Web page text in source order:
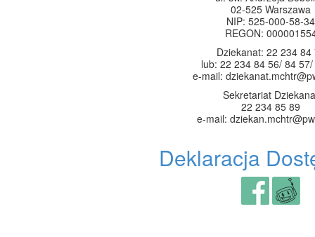
02-525 Warszawa
NIP: 525-000-58-34
REGON:
Dziekanat: 22 234 84
lub: 22 234 84 56/ 84
e-mail:
Sekretariat
22 234 85 89
e-mail:
Deklaracja